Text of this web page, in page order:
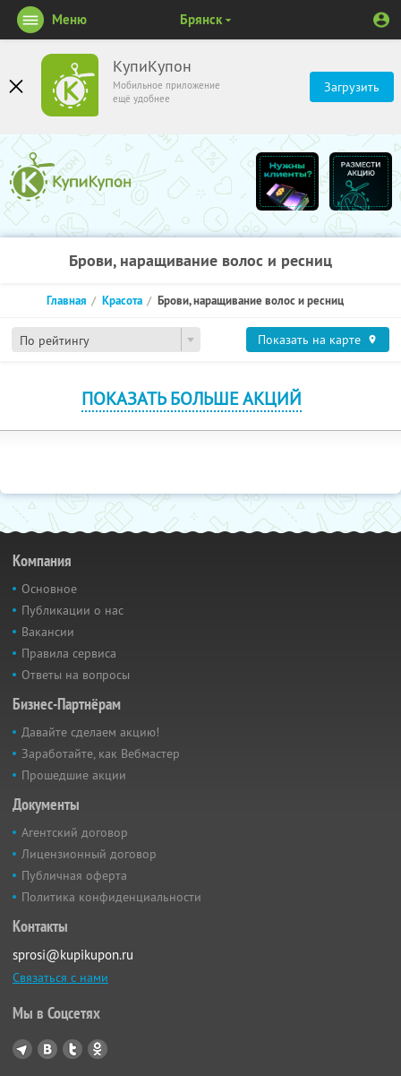
КупиКупон
Мобильное приложение
ещё удобнее
Загрузить
Меню Брянск
Брови, наращивание волос и ресниц
По рейтингу
Главная Красота Брови, наращивание волос и ресниц
Показать на карте
ПОКАЗАТЬ БОЛЬШЕ АКЦИЙ
Компания
Основное
Публикации о нас
Вакансии
Правила сервиса
Ответы на вопросы
Бизнес-Партнёрам
Давайте сделаем акцию!
Заработайте, как Вебмастер
Прошедшие акции
Документы
Агентский договор
Лицензионный договор
Публичная оферта
Политика конфиденциальности
Контакты
sprosi@kupikupon.ru
Связаться с нами
Мы в Соцсетях